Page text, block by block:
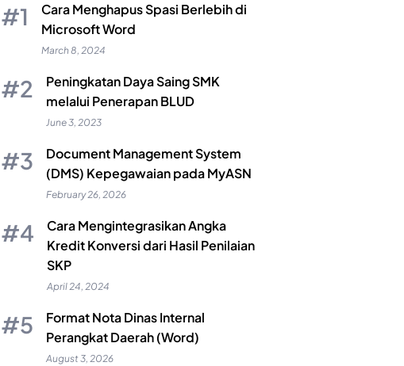
Cara Menghapus Spasi Berlebih di
Microsoft Word
March 8, 2024
Peningkatan Daya Saing SMK
melalui Penerapan BLUD
June 3, 2023
Document Management System
(DMS) Kepegawaian pada MyASN
February 26, 2026
Cara Mengintegrasikan Angka
Kredit Konversi dari Hasil Penilaian
SKP
April 24, 2024
Format Nota Dinas Internal
Perangkat Daerah (Word)
August 3, 2026